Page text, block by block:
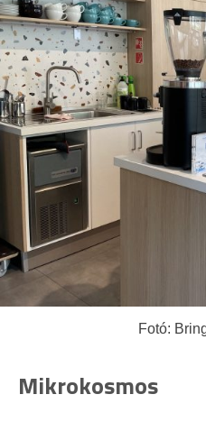
Fotó:
Mikrokosmos